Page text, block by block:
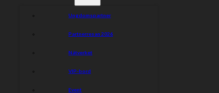
Ungdomspartner
Partnerresan 2026
Nätverket
VIP-bord
Event